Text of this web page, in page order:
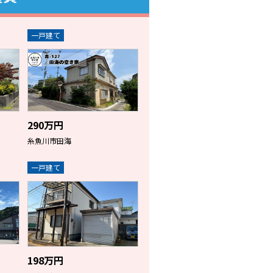
一戸建て
290万円
糸魚川市田海
一戸建て
198万円